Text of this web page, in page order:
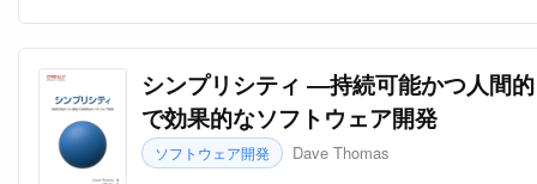
シンプリシティ ―持続可能かつ人間的
で効果的なソフトウェア開発
ソフトウェア開発 Dave Thomas